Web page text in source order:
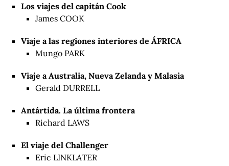
Los viajes del capitán Cook
James COOK
Viaje a las regiones interiores de ÁFRICA
Mungo PARK
Viaje a Australia, Nueva Zelanda y Malasia
Gerald DURRELL
Antártida. La última frontera
Richard LAWS
El viaje del Challenger
Eric LINKLATER